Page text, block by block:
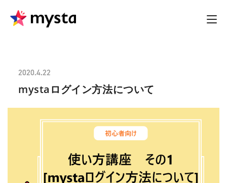
2020.4.22
mystaログイン方法について